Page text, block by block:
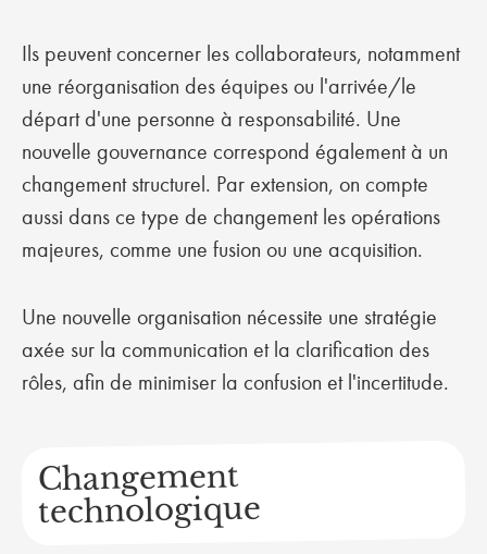
Ils peuvent concerner les collaborateurs, notamment
une réorganisation des équipes ou l'arrivée/le
départ d'une personne à responsabilité. Une
nouvelle gouvernance correspond également à un
changement structurel. Par extension, on compte
aussi dans ce type de changement les opérations
majeures, comme une fusion ou une acquisition.
Une nouvelle organisation nécessite une stratégie
axée sur la communication et la clarification des
rôles, afin de minimiser la confusion et l'incertitude.
Changement
technologique